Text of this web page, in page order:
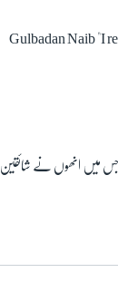
Gulbadan Naib "I
جس میں انھوں نے شائقین